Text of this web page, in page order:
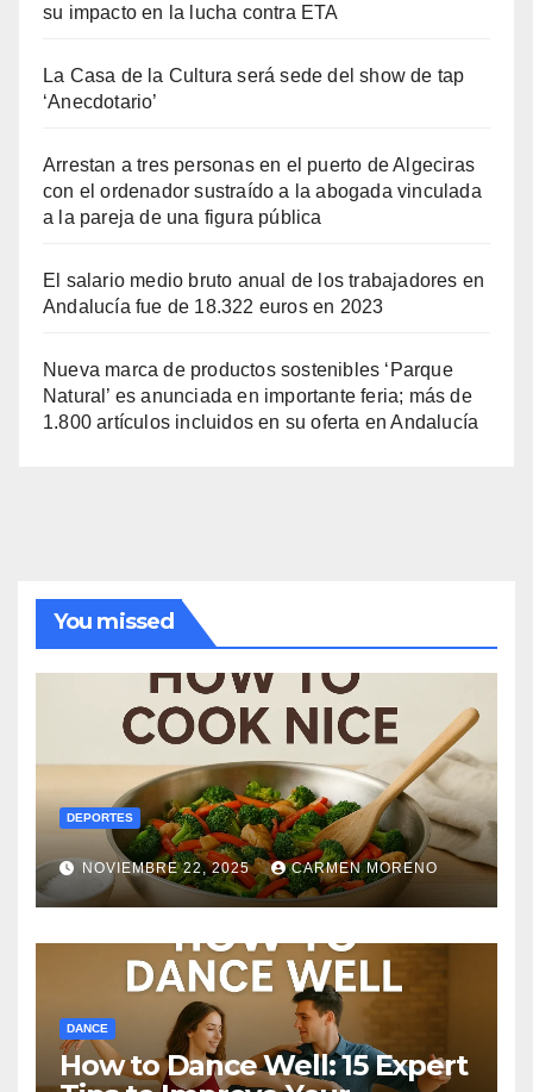
su impacto en la lucha contra ETA
La Casa de la Cultura será sede del show de tap
‘Anecdotario’
Arrestan a tres personas en el puerto de Algeciras
con el ordenador sustraído a la abogada vinculada
a la pareja de una figura pública
El salario medio bruto anual de los trabajadores en
Andalucía fue de 18.322 euros en 2023
Nueva marca de productos sostenibles ‘Parque
Natural’ es anunciada en importante feria; más de
1.800 artículos incluidos en su oferta en Andalucía
You missed
DEPORTES
NOVIEMBRE 22, 2025 CARMEN MORENO
DANCE
How to Dance Well: 15 Expert